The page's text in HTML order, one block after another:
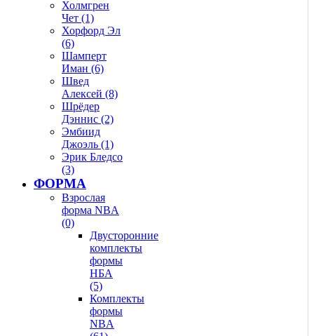
Холмгрен
Чет (1)
Хорфорд Эл
(6)
Шамперт
Иман (6)
Швед
Алексей (8)
Шрёдер
Дэннис (2)
Эмбиид
Джоэль (1)
Эрик Бледсо
(3)
ФОРМА
Взрослая
форма NBA
(0)
Двусторонние
комплекты
формы
НБА
(5)
Комплекты
формы
NBA